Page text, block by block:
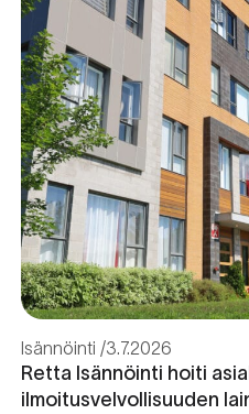
Isännöinti 3.7.2026
Retta Isännöinti hoiti
ilmoitusvelvollisuuden